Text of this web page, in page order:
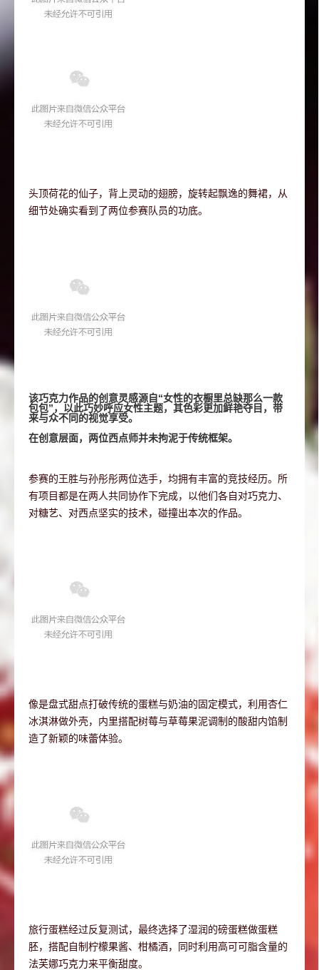
头顶荷花的仙子，背上灵动的翅膀，旋转起飘逸的舞裙，从
细节处确实看到了两位参赛队员的功底。
该巧克力作品的创意灵感源自“女性的衣橱里总缺那么一款
包包”，以此巧妙呼应女性主题，其色彩更加鲜艳夺目，带
来与众不同的视觉享受。
在创意层面，两位西点师并未拘泥于传统框架。
参赛的王胜与孙彤彤两位选手，均拥有丰富的竞技经历。所
有项目都是在两人共同协作下完成，以他们各自对巧克力、
对糖艺、对西点坚实的技术，碰撞出本次的作品。
像是盘式甜点打破传统的蛋糕与奶油的固定模式，利用杏仁
冰淇淋做外壳，内里搭配树莓与草莓果泥调制的酸甜内馅制
造了新颖的味蕾体验。
旅行蛋糕经过反复测试，最终选择了湿润的磅蛋糕做蛋糕
胚，搭配自制柠檬果酱、柑橘酒，同时利用高可可脂含量的
法芙娜巧克力来平衡甜度。